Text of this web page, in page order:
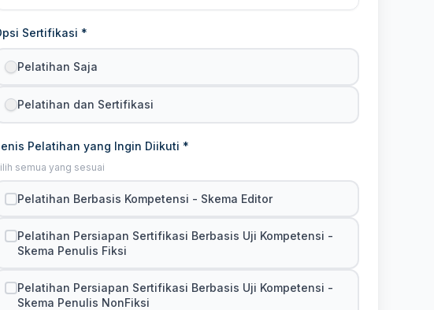
Sertifikasi *
Pelatihan Saja
Pelatihan dan Sertifikasi
Pelatihan yang Ingin Diikuti *
semua yang sesuai
Pelatihan Berbasis Kompetensi - Skema Editor
Pelatihan Persiapan Sertifikasi Berbasis Uji Kompetensi -
Skema Penulis Fiksi
Pelatihan Persiapan Sertifikasi Berbasis Uji Kompetensi -
Skema Penulis NonFiksi